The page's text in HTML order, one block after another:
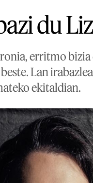
du
erritmo
Lan
ekitaldian.